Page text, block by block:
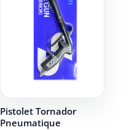
Pistolet Tornador
Pneumatique